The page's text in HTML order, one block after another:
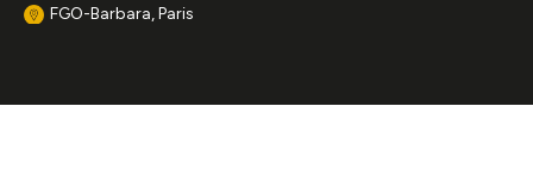
FGO-Barbara, Paris